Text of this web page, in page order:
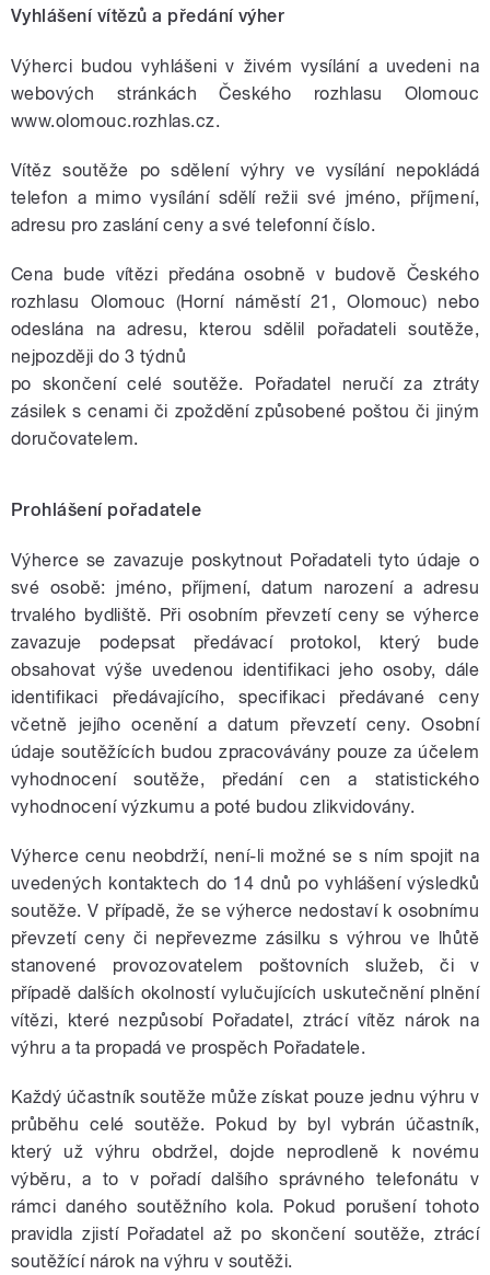
Vyhlášení vítězů a předání výher
Výherci budou vyhlášeni v živém vysílání a uvedeni na
webových stránkách Českého rozhlasu Olomouc
www.olomouc.rozhlas.cz.
Vítěz soutěže po sdělení výhry ve vysílání nepokládá
telefon a mimo vysílání sdělí režii své jméno, příjmení,
adresu pro zaslání ceny a své telefonní číslo.
Cena bude vítězi předána osobně v budově Českého
rozhlasu Olomouc (Horní náměstí 21, Olomouc) nebo
odeslána na adresu, kterou sdělil pořadateli soutěže,
nejpozději do 3 týdnů
po skončení celé soutěže. Pořadatel neručí za ztráty
zásilek s cenami či zpoždění způsobené poštou či jiným
doručovatelem.
Prohlášení pořadatele
Výherce se zavazuje poskytnout Pořadateli tyto údaje o
své osobě: jméno, příjmení, datum narození a adresu
trvalého bydliště. Při osobním převzetí ceny se výherce
zavazuje podepsat předávací protokol, který bude
obsahovat výše uvedenou identifikaci jeho osoby, dále
identifikaci předávajícího, specifikaci předávané ceny
včetně jejího ocenění a datum převzetí ceny. Osobní
údaje soutěžících budou zpracovávány pouze za účelem
vyhodnocení soutěže, předání cen a statistického
vyhodnocení výzkumu a poté budou zlikvidovány.
Výherce cenu neobdrží, není-li možné se s ním spojit na
uvedených kontaktech do 14 dnů po vyhlášení výsledků
soutěže. V případě, že se výherce nedostaví k osobnímu
převzetí ceny či nepřevezme zásilku s výhrou ve lhůtě
stanovené provozovatelem poštovních služeb, či v
případě dalších okolností vylučujících uskutečnění plnění
vítězi, které nezpůsobí Pořadatel, ztrácí vítěz nárok na
výhru a ta propadá ve prospěch Pořadatele.
Každý účastník soutěže může získat pouze jednu výhru v
průběhu celé soutěže. Pokud by byl vybrán účastník,
který už výhru obdržel, dojde neprodleně k novému
výběru, a to v pořadí dalšího správného telefonátu v
rámci daného soutěžního kola. Pokud porušení tohoto
pravidla zjistí Pořadatel až po skončení soutěže, ztrácí
soutěžící nárok na výhru v soutěži.